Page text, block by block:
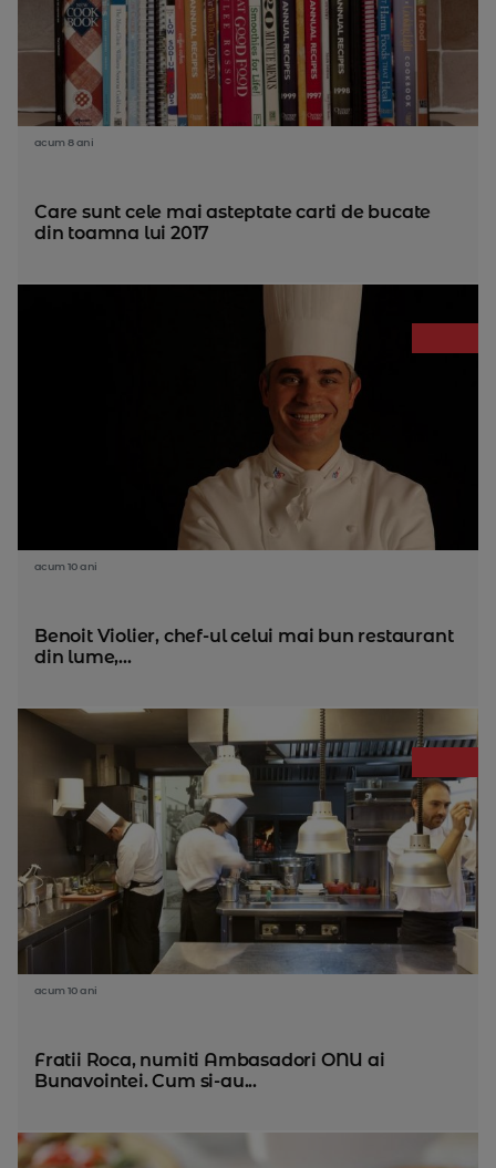
acum 8 ani
Care sunt cele mai asteptate carti de bucate
din toamna lui 2017
acum 10 ani
Benoit Violier, chef-ul celui mai bun restaurant
din lume,...
acum 10 ani
Fratii Roca, numiti Ambasadori ONU ai
Bunavointei. Cum si-au...